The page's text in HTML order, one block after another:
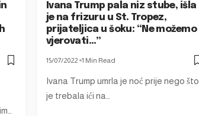
Ivana Trump pala niz stube, išla
je na frizuru u St. Tropez,
prijateljica u šoku: “Ne možemo
vjerovati…”
15/07/2022 1 Min Read
Ivana Trump umrla je noć prije nego što
je trebala ići na…